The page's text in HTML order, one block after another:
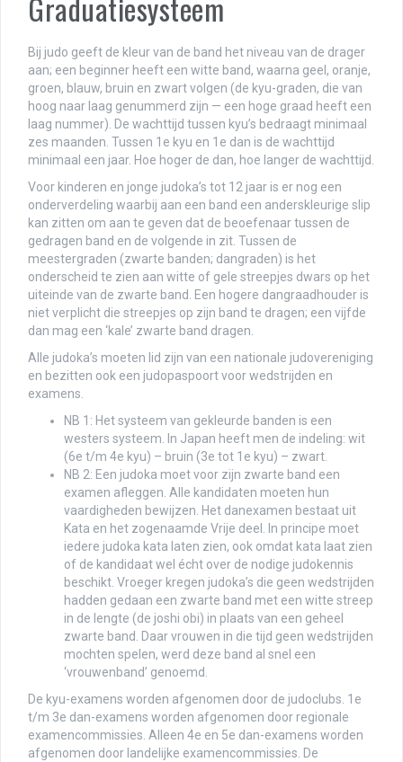
Bij judo geeft de kleur van de band het niveau van de drager
aan; een beginner heeft een witte band, waarna geel, oranje,
groen, blauw, bruin en zwart volgen (de kyu-graden, die van
hoog naar laag genummerd zijn — een hoge graad heeft een
laag nummer). De wachttijd tussen kyu’s bedraagt minimaal
zes maanden. Tussen 1e kyu en 1e dan is de wachttijd
minimaal een jaar. Hoe hoger de dan, hoe langer de wachttijd.
Voor kinderen en jonge judoka’s tot 12 jaar is er nog een
onderverdeling waarbij aan een band een anderskleurige slip
kan zitten om aan te geven dat de beoefenaar tussen de
gedragen band en de volgende in zit. Tussen de
meestergraden (zwarte banden; dangraden) is het
onderscheid te zien aan witte of gele streepjes dwars op het
uiteinde van de zwarte band. Een hogere dangraadhouder is
niet verplicht die streepjes op zijn band te dragen; een vijfde
dan mag een ‘kale’ zwarte band dragen.
Alle judoka’s moeten lid zijn van een nationale judovereniging
en bezitten ook een judopaspoort voor wedstrijden en
examens.
NB 1: Het systeem van gekleurde banden is een
westers systeem. In Japan heeft men de indeling: wit
(6e t/m 4e kyu) – bruin (3e tot 1e kyu) – zwart.
NB 2: Een judoka moet voor zijn zwarte band een
examen afleggen. Alle kandidaten moeten hun
vaardigheden bewijzen. Het danexamen bestaat uit
Kata en het zogenaamde Vrije deel. In principe moet
iedere judoka kata laten zien, ook omdat kata laat zien
of de kandidaat wel écht over de nodige judokennis
beschikt. Vroeger kregen judoka’s die geen wedstrijden
hadden gedaan een zwarte band met een witte streep
in de lengte (de joshi obi) in plaats van een geheel
zwarte band. Daar vrouwen in die tijd geen wedstrijden
mochten spelen, werd deze band al snel een
‘vrouwenband’ genoemd.
De kyu-examens worden afgenomen door de judoclubs. 1e
t/m 3e dan-examens worden afgenomen door regionale
examencommissies. Alleen 4e en 5e dan-examens worden
afgenomen door landelijke examencommissies. De